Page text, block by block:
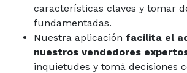
características claves y tomar
fundamentadas.
Nuestra aplicación facilita el
nuestros vendedores
inquietudes y tomá decisiones